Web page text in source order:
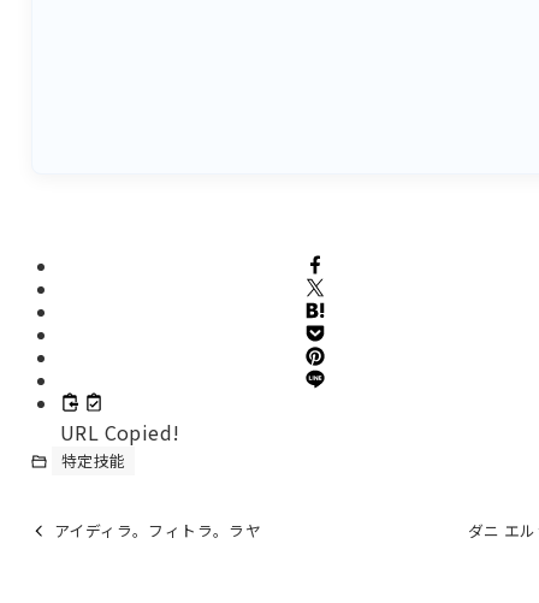
URL Copied!
特定技能
アイディラ。フィトラ。ラヤ ダニ エ